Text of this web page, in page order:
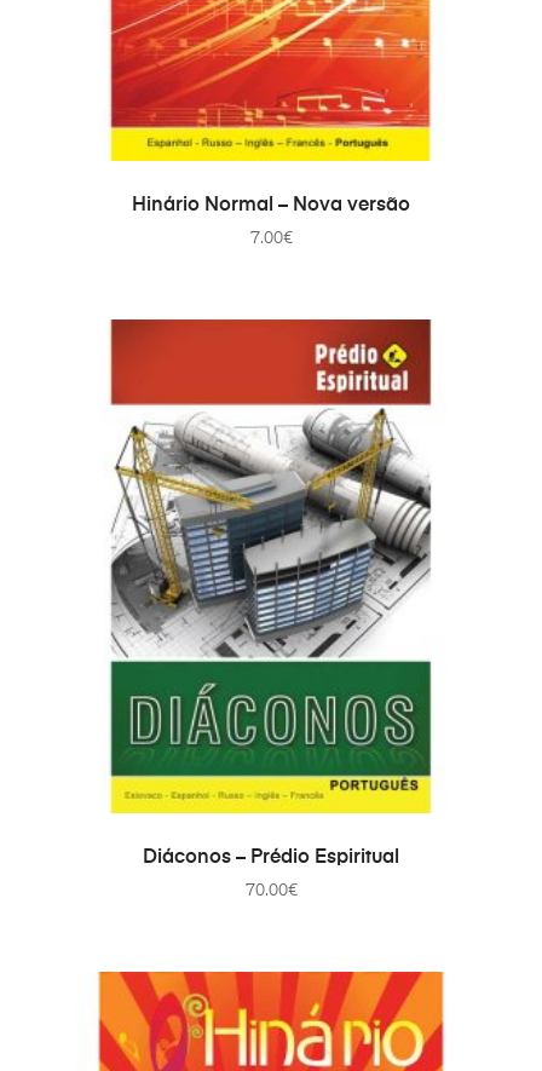
COMPRAR
Hinário Normal – Nova versão
7.00€
COMPRAR
Diáconos – Prédio Espiritual
70.00€